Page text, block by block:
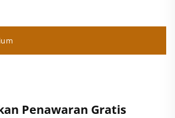
Penawaran Gratis